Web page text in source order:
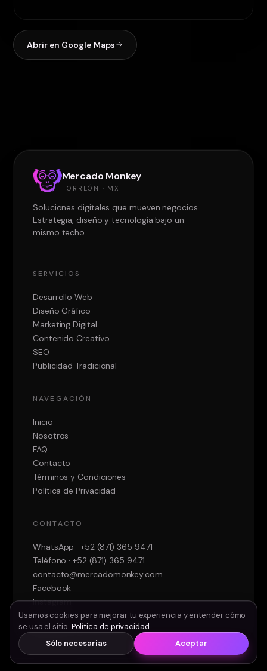
Abrir en Google Maps
Mercado Monkey
TORREÓN · MX
Soluciones digitales que mueven negocios.
Estrategia, diseño y tecnología bajo un
mismo techo.
SERVICIOS
Desarrollo Web
Diseño Gráfico
Marketing Digital
Contenido Creativo
SEO
Publicidad Tradicional
NAVEGACIÓN
Inicio
Nosotros
FAQ
Contacto
Términos y Condiciones
Política de Privacidad
CONTACTO
WhatsApp · +52 (871) 365 9471
Teléfono · +52 (871) 365 9471
contacto@mercadomonkey.com
Facebook
Instagram
LinkedIn
Usamos cookies para mejorar tu experiencia y entender cómo
se usa el sitio. Política de privacidad.
Sólo necesarias
Aceptar